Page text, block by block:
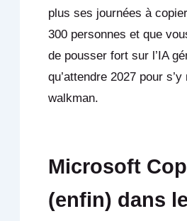
plus ses journées à
300 personnes et que
de pousser fort sur l’IA
qu’attendre 2027 pour
walkman.
Microsoft
(enfin) dans